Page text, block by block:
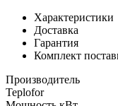
Характеристики
Доставка
Гарантия
Комплект
Производитель
Teplofor